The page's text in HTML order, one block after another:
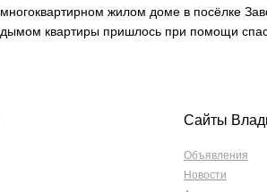
многоквартирном жилом доме в посёлке
дымом квартиры пришлось при помощи
Сайты
Объявления
Новости